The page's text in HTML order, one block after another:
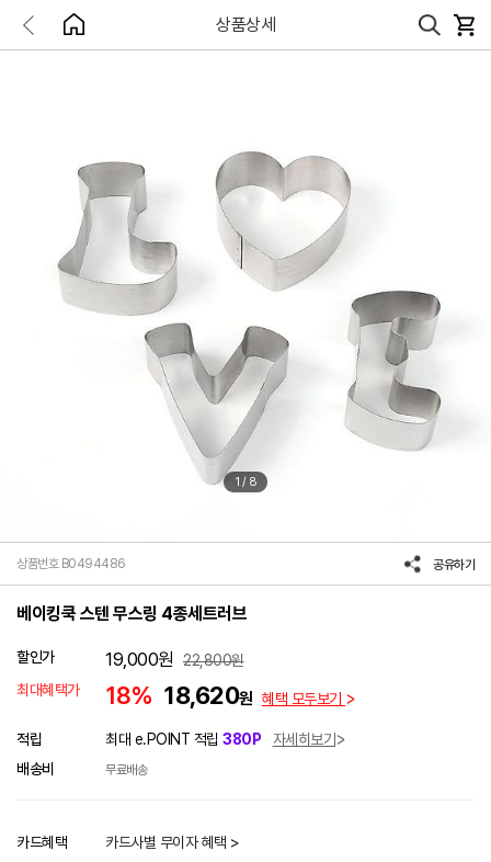
상품상세
1 / 8
상품번호 B0494486 공유하기
베이킹쿡 스텐 무스링 4종세트러브
할인가 19,000원 22,800원
최대혜택가
18% 18,620원 혜택 모두보기
적립 최대 e.POINT 적립 380P
자세히보기
배송비
무료배송
카드혜택 카드사별 무이자 혜택 >